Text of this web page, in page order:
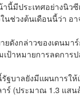
นี้มีประเทศอย่างนิว
นช่วงต้นเดือนนี้ว่า อ
ยดังกล่าวของเดนม
เป้าหมายการลดการ
ฐบาลยังมีแผนการใ
ร์ (ประมาณ 1.3 แสน